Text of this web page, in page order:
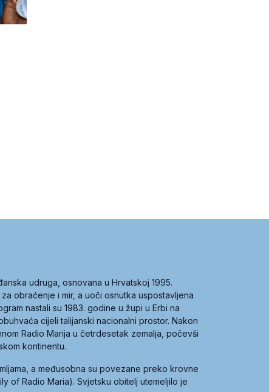
udruga, osnovana u Hrvatskoj 1995.
obraćenje i mir, a uoči osnutka uspostavljena
nastali su 1983. godine u župi u Erbi na
cijeli talijanski nacionalni prostor. Nakon
Radio Marija u četrdesetak zemalja, počevši
kontinentu.
a međusobna su povezane preko krovne
of Radio Maria). Svjetsku obitelj utemeljilo je